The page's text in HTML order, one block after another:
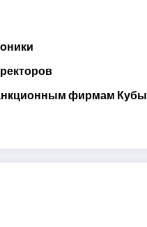
фирмам Кубы